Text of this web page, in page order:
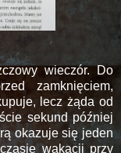
wieczór. Do
zamknięciem,
lecz żąda od
sekund później
okazuje się jeden
wakacji przy